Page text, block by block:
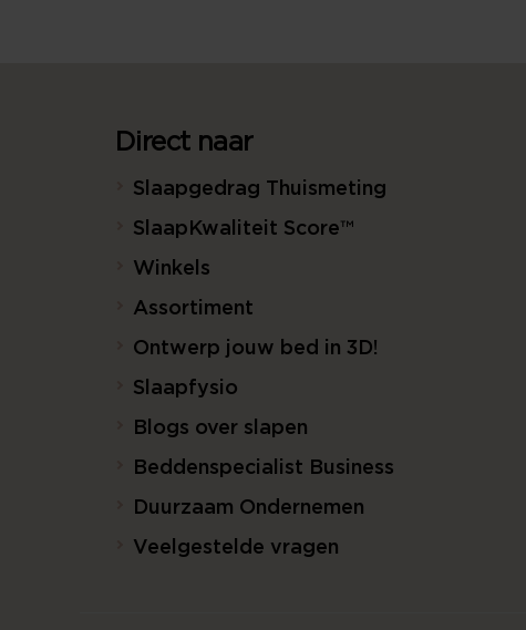
Direct naar
Slaapgedrag Thuismeting
SlaapKwaliteit Score™
Winkels
Assortiment
Ontwerp jouw bed in 3D!
Slaapfysio
Blogs over slapen
Beddenspecialist Business
Duurzaam Ondernemen
Veelgestelde vragen